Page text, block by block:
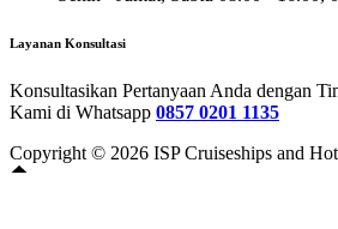
Layanan Konsultasi
Konsultasikan Pertanyaan Anda dengan
Kami di Whatsapp 0857 0201 1135
Copyright © 2026 ISP Cruiseships and